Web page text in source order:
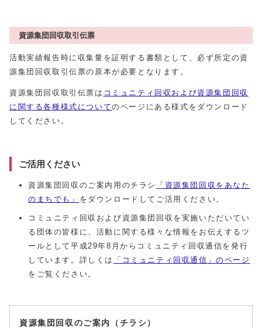
資源集団回収取引伝票
活動実績報告時に収集量を証明する書類として、必ず所定の資
源集団回収取引伝票の原本が必要となります。
資源集団回収取引伝票は コミュニティ回収および資源集団回収
に関する各種様式についてのページにある様式をダウンロード
してください。
ご活用ください
資源集団回収のご案内用のチラシ
「資源集団回収をあなた
のまちでも」 をダウンロードしてご活用ください。
コミュニティ回収および資源集団回収を実施いただいてい
る団体の皆様に、活動に関する様々な情報をお伝えするツ
ールとして平成29年8月からコミュニティ回収通信を発行
しています。詳しくは
「コミュニティ回収通信」のページ
をご覧ください。
資源集団回収のご案内（チラシ）